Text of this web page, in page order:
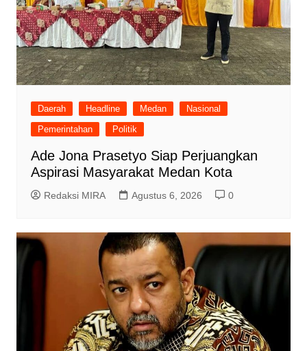
Daerah Headline Medan
Nasional
Pemerintahan
Politik
Ade Jona Prasetyo Siap Perjuangkan
Aspirasi Masyarakat Medan Kota
Redaksi MIRA Agustus 6, 2026 0